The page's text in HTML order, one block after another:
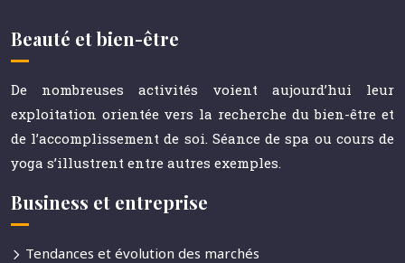
Beauté et bien-être
De nombreuses activités voient aujourd’hui leur
exploitation orientée vers la recherche du bien-être et
de l’accomplissement de soi. Séance de spa ou cours de
yoga s’illustrent entre autres exemples.
Business et entreprise
Tendances et évolution des marchés